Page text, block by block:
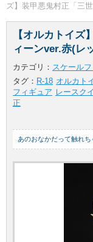
ズ】装甲悪鬼村正「三
【オルカトイズ
ィーンver.赤(レ
カテゴリ： スケール
タグ： R-18 オルカト
フィギュア レースク
正
あのおなかだって触れち